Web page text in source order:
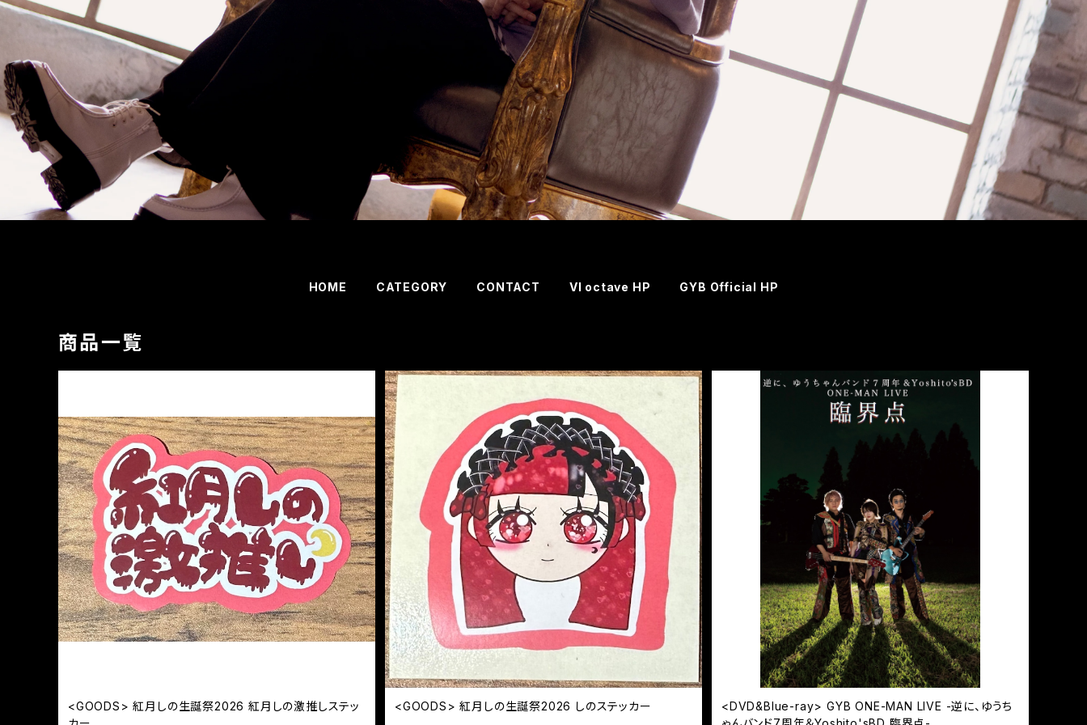
HOME CATEGORY CONTACT VI octave HP GYB Official HP
商品一覧
<GOODS> 紅月しの生誕祭2026 紅月しの激推しステッ
<GOODS> 紅月しの生誕祭2026 しのステッカー
<DVD&Blue-ray> GYB ONE-MAN LIVE -逆に、ゆうち